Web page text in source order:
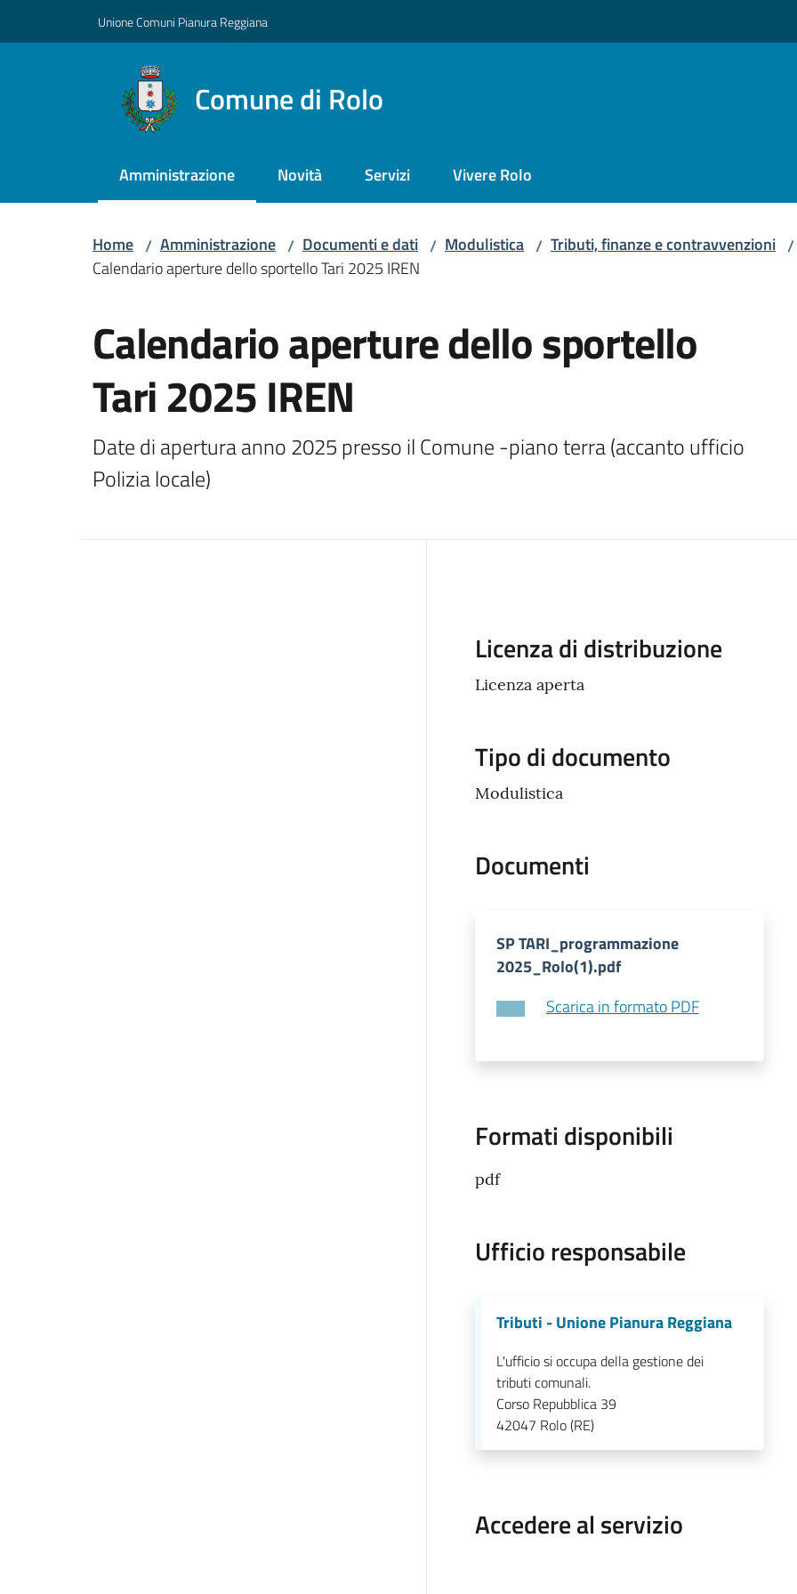
Unione Comuni Pianura Reggiana
Comune di Rolo
Amministrazione
Menu selezionato Novità Servizi Vivere Rolo
Home / Amministrazione / Documenti e dati / Modulistica / Tributi, finanze e contravvenzioni /
Calendario aperture dello sportello Tari 2025 IREN
Calendario aperture dello sportello
Tari 2025 IREN
Date di apertura anno 2025 presso il Comune -piano terra (accanto ufficio
Polizia locale)
Descrizione
Licenza di distribuzione
Licenza aperta
Tipo di documento
Modulistica
Documenti
SP TARI_programmazione
2025_Rolo(1).pdf
Scarica in formato PDF
Formati disponibili
pdf
Ufficio responsabile
Tributi - Unione Pianura Reggiana
L'ufficio si occupa della gestione dei
tributi comunali.
Corso Repubblica 39
42047 Rolo (RE)
Accedere al servizio